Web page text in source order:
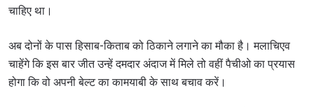
चाहिए था।
अब दोनों के पास हिसाब-किताब को ठिकाने लगाने का मौका है। मलाचिएव
चाहेंगे कि इस बार जीत उन्हें दमदार अंदाज में मिले तो वहीं पैचीओ का प्रयास
होगा कि वो अपनी बेल्ट का कामयाबी के साथ बचाव करें।